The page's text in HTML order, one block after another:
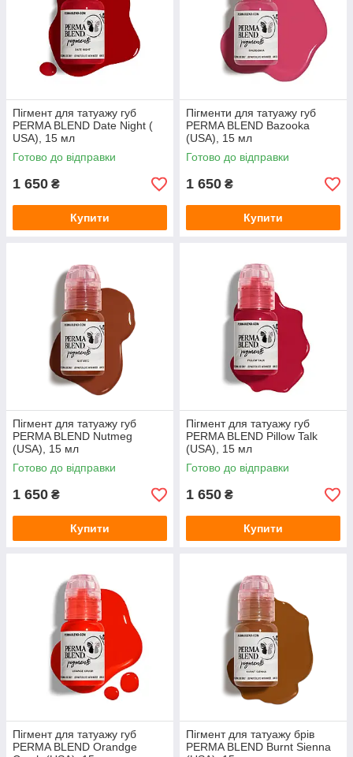
Пігмент для татуажу губ
PERMA BLEND Date Night (
USA), 15 мл
Готово до відправки
1 650 ₴
Купити
Пігменти для татуажу губ
PERMA BLEND Bazooka
(USA), 15 мл
Готово до відправки
1 650 ₴
Купити
Пігмент для татуажу губ
PERMA BLEND Nutmeg
(USA), 15 мл
Готово до відправки
1 650 ₴
Купити
Пігмент для татуажу губ
PERMA BLEND Pillow Talk
(USA), 15 мл
Готово до відправки
1 650 ₴
Купити
Пігмент для татуажу губ
PERMA BLEND Orandge
Пігмент для татуажу брів
PERMA BLEND Burnt Sienna